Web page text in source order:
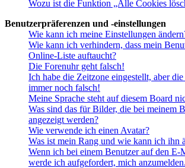
Wozu ist die Funktion „Alle Cookies
Benutzerpräferenzen und -einstellungen
Wie kann ich meine Einstellungen
Wie kann ich verhindern, dass mein
Online-Liste auftaucht?
Die Forenuhr geht falsch!
Ich habe die Zeitzone eingestellt, aber
immer noch falsch!
Meine Sprache steht auf diesem Board
Was sind das für Bilder, die bei meinem
angezeigt werden?
Wie verwende ich einen Avatar?
Was ist mein Rang und wie kann ich ihn
Wenn ich bei einem Benutzer auf den
werde ich aufgefordert, mich anzumelden.